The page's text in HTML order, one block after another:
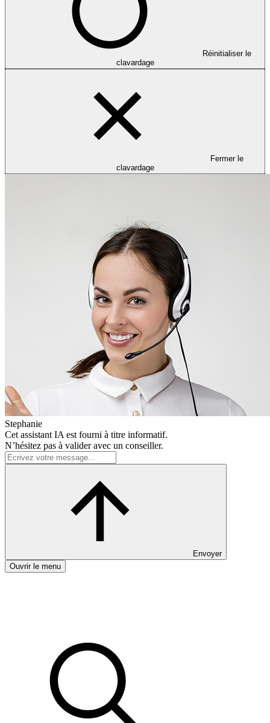
Réinitialiser le
clavardage
Fermer le
clavardage
Stephanie
Cet assistant IA est fourni à titre informatif.
N’hésitez pas à valider avec un conseiller.
Envoyer
Ouvrir le menu